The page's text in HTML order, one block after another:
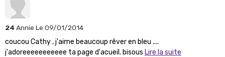
24 Annie Le 09/01/2014
coucou Cathy , j'aime beaucoup rêver en bleu ....
j'adoreeeeeeeeeee ta page d'acueil. bisous Lire la suite